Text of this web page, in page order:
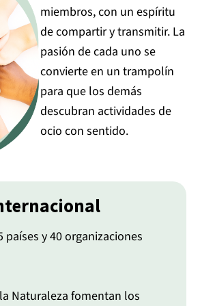
miembros, con un espíritu
de compartir y transmitir. La
pasión de cada uno se
convierte en un trampolín
para que los demás
descubran actividades de
ocio con sentido.
países y 40 organizaciones
Naturaleza fomentan los